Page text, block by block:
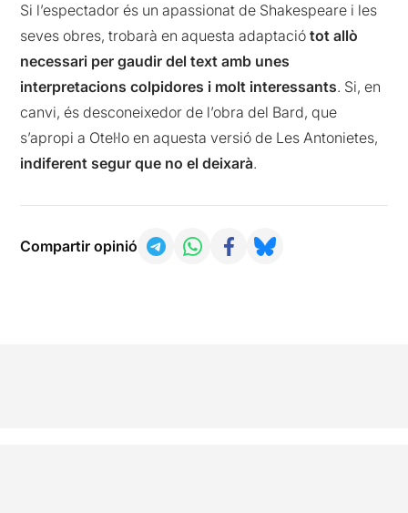
Si l’espectador és un apassionat de Shakespeare i les
seves obres, trobarà en aquesta adaptaciótot allò
necessari per gaudir del text amb unes
interpretacions colpidores i molt interessants. Si, en
canvi, és desconeixedor de l’obra del Bard, que
s’apropi a Otel·lo en aquesta versió de Les Antonietes,
indiferent segur que no el deixarà.
Compartir opinió